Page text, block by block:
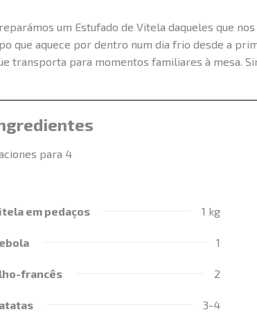
um Estufado de Vitela daqueles que
que aquece por dentro num dia frio desde a
transporta para momentos familiares à mesa.
para 4
em pedaços 1 kg
1
francês 2
3-4